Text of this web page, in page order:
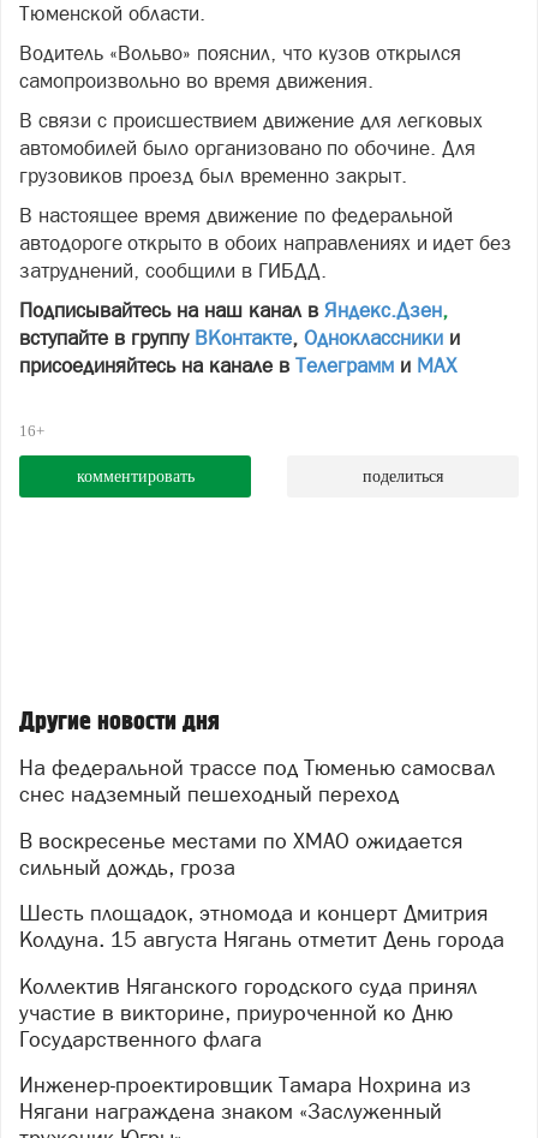
Тюменской области.
Водитель «Вольво» пояснил, что кузов открылся
самопроизвольно во время движения.
В связи с происшествием движение для легковых
автомобилей было организовано по обочине. Для
грузовиков проезд был временно закрыт.
В настоящее время движение по федеральной
автодороге открыто в обоих направлениях и идет без
затруднений, сообщили в ГИБДД.
Подписывайтесь на наш канал в Яндекс.Дзен,
вступайте в группу ВКонтакте, Одноклассники и
присоединяйтесь на канале в Телеграмм и МАХ
16+
комментировать поделиться
Другие новости дня
На федеральной трассе под Тюменью самосвал
снес надземный пешеходный переход
В воскресенье местами по ХМАО ожидается
сильный дождь, гроза
Шесть площадок, этномода и концерт Дмитрия
Колдуна. 15 августа Нягань отметит День города
Коллектив Няганского городского суда принял
участие в викторине, приуроченной ко Дню
Государственного флага
Инженер-проектировщик Тамара Нохрина из
Нягани награждена знаком «Заслуженный